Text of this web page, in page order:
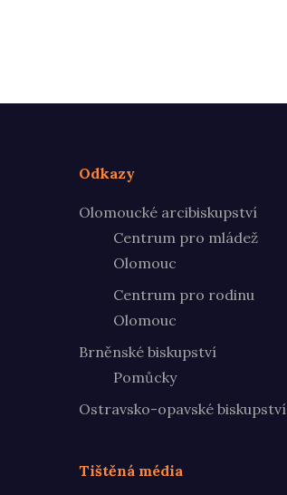
Odkazy
Olomoucké arcibiskupství
Centrum pro mládež
Olomouc
Centrum pro rodinu
Olomouc
Brněnské biskupství
Pomůcky
Ostravsko-opavské biskupství
Tištěná média